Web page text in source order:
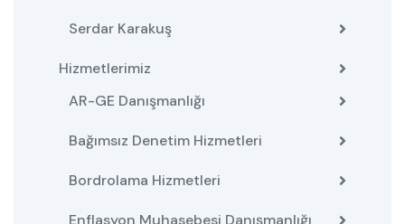
Serdar Karakuş
Hizmetlerimiz
AR-GE Danışmanlığı
Bağımsız Denetim Hizmetleri
Bordrolama Hizmetleri